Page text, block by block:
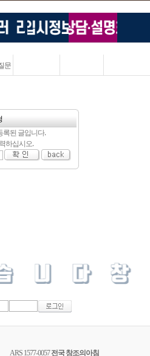
문
록된 글입니다.
하십시오.
ARS 1577-0057전국 창조의아침